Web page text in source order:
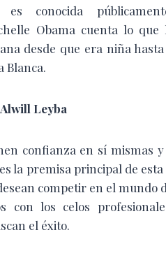
es conocida
Obama cuenta lo
desde que era niña
Blanca.
Leyba
confianza en sí mismas y
la premisa principal de
competir en el mundo
con los celos
el éxito.